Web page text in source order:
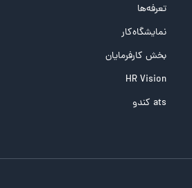
تعرفه‌ها
نمایشگاه‌کار
بخش کارفرمایان
HR Vision
ats کندو